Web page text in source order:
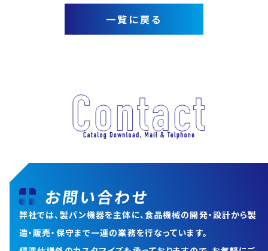
一覧に戻る
お問い合わせ
弊社では、製パン機器を主体に、食品機械の開発・設計から製
造・販売・保守まで一連の業務を行なっています。